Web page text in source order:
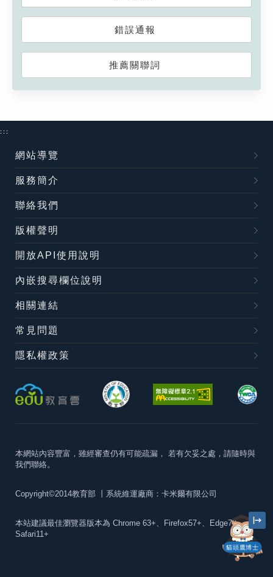
錯誤通報
推薦關聯詞
貓頭鷹博士
:::
網站導覽
服務簡介
聯絡我們
版權聲明
開放API使用說明
內嵌搜尋欄位說明
相關連結
常見問題
隱私權政策
本網站內容豐富，雖經審查仍有可能疏漏， 若有欠妥之處，請隨時與
我們聯絡。
Copyright©2014教育部 丨系統維運廠商：卡米爾有限公司
本站建議最佳瀏覽器版本為 Chrome 63+、Firefox57+、Edge79+及
Safari11+